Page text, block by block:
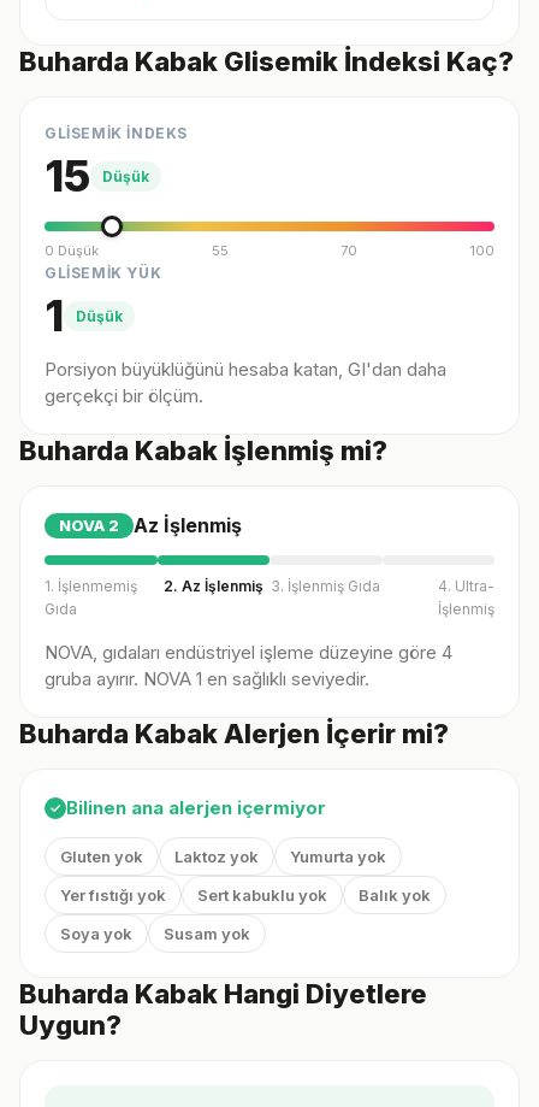
Buharda Kabak Glisemik İndeksi Kaç?
GLİSEMİK İNDEKS
15 Düşük
0 Düşük 55 70 100
GLİSEMİK YÜK
1 Düşük
Porsiyon büyüklüğünü hesaba katan, GI'dan daha
gerçekçi bir ölçüm.
Buharda Kabak İşlenmiş mi?
NOVA 2 Az İşlenmiş
1. İşlenmemiş
Gıda
2. Az İşlenmiş 3. İşlenmiş Gıda
4. Ultra-
İşlenmiş
NOVA, gıdaları endüstriyel işleme düzeyine göre 4
gruba ayırır. NOVA 1 en sağlıklı seviyedir.
Buharda Kabak Alerjen İçerir mi?
✓ Bilinen ana alerjen içermiyor
Gluten yok Laktoz yok
Yumurta yok
Yer fıstığı yok
Sert kabuklu yok
Balık yok
Soya yok
Susam yok
Buharda Kabak Hangi Diyetlere
Uygun?